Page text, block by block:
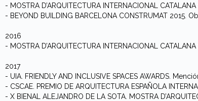
- MOSTRA D’ARQUITECTURA INTERNACIONAL
- BEYOND BUILDING BARCELONA CONSTRUMAT 2015.
2016
- MOSTRA D’ARQUITECTURA INTERNACIONAL
2017
- UIA. FRIENDLY AND INCLUSIVE SPACES AWARDS.
- CSCAE. PREMIO DE ARQUITECTURA ESPAÑOLA
- X BIENAL ALEJANDRO DE LA SOTA. MOSTRA